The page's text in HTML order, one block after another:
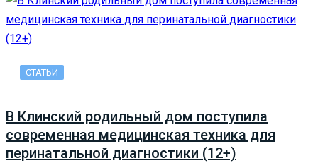
СТАТЬИ
В Клинский родильный дом поступила
современная медицинская техника для
перинатальной диагностики (12+)